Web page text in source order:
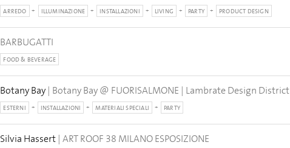
ARREDO ILLUMINAZIONE INSTALLAZIONI LIVING PARTY PRODUCT DESIGN
BARBUGATTI
FOOD & BEVERAGE
Botany Bay | Botany Bay @ FUORISALMONE | Lambrate Design District
ESTERNI INSTALLAZIONI MATERIALI SPECIALI PARTY
Silvia Hassert | ART ROOF 38 MILANO ESPOSIZIONE